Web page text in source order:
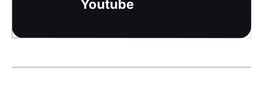
Youtube